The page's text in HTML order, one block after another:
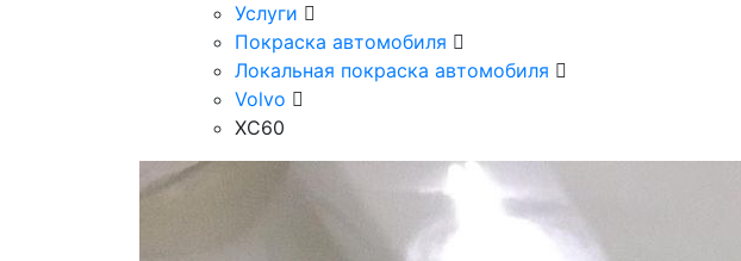
Услуги
Покраска автомобиля
Локальная покраска автомобиля
Volvo
XC60